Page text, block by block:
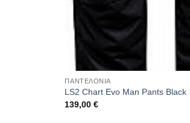
ΠΑΝΤΕΛΟΝΙΑ
LS2 Chart Evo Man Pants Black
139,00€